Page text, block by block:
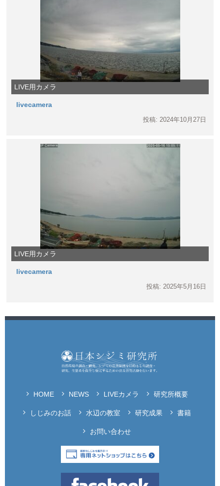
LIVE用カメラ
livecamera
投稿: 2024年10月27日
LIVE用カメラ
livecamera
投稿: 2025年5月16日
HOME NEWS LIVEカメラ 研究所概要
しじみのお話 水辺の教室 研究成果 書籍
お問い合わせ